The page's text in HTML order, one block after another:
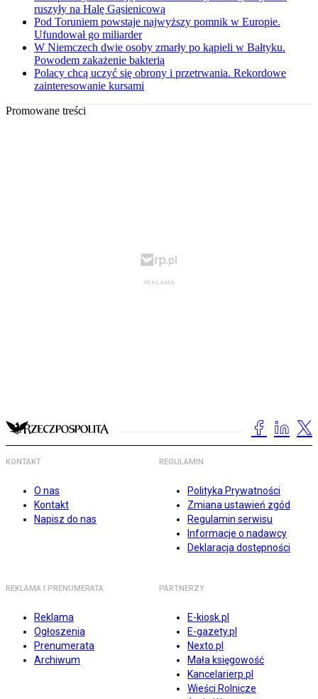
ruszyły na Halę Gąsienicową
Pod Toruniem powstaje najwyższy pomnik w Europie.
Ufundował go miliarder
W Niemczech dwie osoby zmarły po kąpieli w Bałtyku.
Powodem zakażenie bakterią
Polacy chcą uczyć się obrony i przetrwania. Rekordowe
zainteresowanie kursami
Promowane treści
KONTAKT
O nas
Kontakt
Napisz do nas
REGULAMIN
Polityka Prywatności
Zmiana ustawień zgód
Regulamin serwisu
Informacje o nadawcy
Deklaracja dostępności
REKLAMA I PRENUMERATA
Reklama
Ogłoszenia
Prenumerata
Archiwum
PARTNERZY
E-kiosk.pl
E-gazety.pl
Nexto.pl
Mała księgowość
Kancelarierp.pl
Wieści Rolnicze